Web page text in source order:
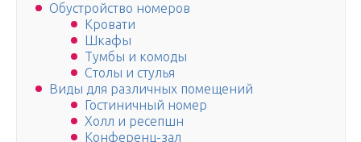
Обустройство номеров
Кровати
Шкафы
Тумбы и комоды
Столы и стулья
Виды для различных помещений
Гостиничный номер
Холл и ресепшн
Конференц-зал